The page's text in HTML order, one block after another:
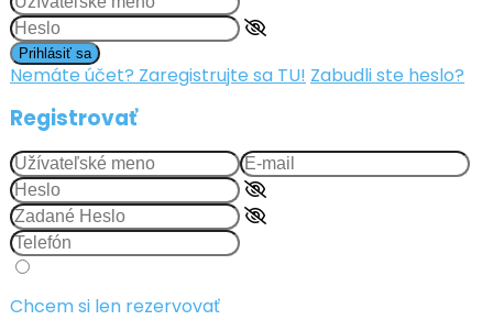
Prihlásiť sa
Nemáte účet? Zaregistrujte sa TU! Zabudli ste heslo?
Registrovať
Chcem si len rezervovať